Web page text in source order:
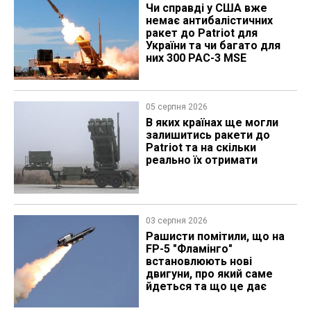
Чи справді у США вже
немає антибалістичних
ракет до Patriot для
України та чи багато для
них 300 PAC-3 MSE
05 серпня 2026
В яких країнах ще могли
залишитись ракети до
Patriot та на скільки
реально їх отримати
03 серпня 2026
Рашисти помітили, що на
FP-5 "Фламінго"
встановлюють нові
двигуни, про який саме
йдеться та що це дає